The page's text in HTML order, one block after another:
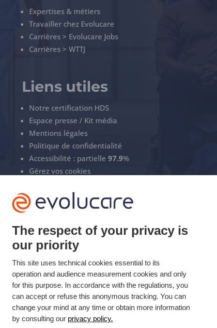
Expertises & métiers
Travailler chez Evolucare
Carrières > Evolucare Jobs
Carrières > WTTJ
Liens utiles
Notre certification HDS
Espace presse / Kit média
Mentions légales
Politique de confidentialité
Accessibilité : partielle 97.9%
Gérez vos cookies
 YOUTUBE
 LINKEDIN
Mis à jour le 17/12/2025 © Evolucare 2026
The respect of your privacy is
our priority
This site uses technical cookies essential to its
operation and audience measurement cookies and only
for this purpose. In accordance with the regulations, you
can accept or refuse this anonymous tracking. You can
change your mind at any time or obtain more information
by consulting our privacy policy.